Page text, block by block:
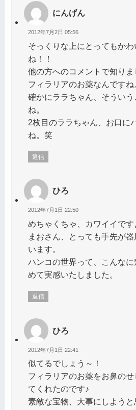
にんげん
2012年7月2日 05:56
そっくりな上にとってもか
ね！！
他の方へのコメントで知りま
フィラリアのお薬なんですね
確かにララちゃん、そうい
ね。
2枚目のララちゃん、お口に
ね。笑
返信
ひろ
2012年7月1日 22:50
めちゃくちゃ、カワイイです
まおさん、とっても手先が
います。
ハンコの世界って、こんな
めて実感いたしました。
返信
ひろ
2012年7月1日 22:41
似てるでしょう～！
フィラリアのお薬をお鼻の
てくれたのです♪
素敵な宝物、大事にしよう